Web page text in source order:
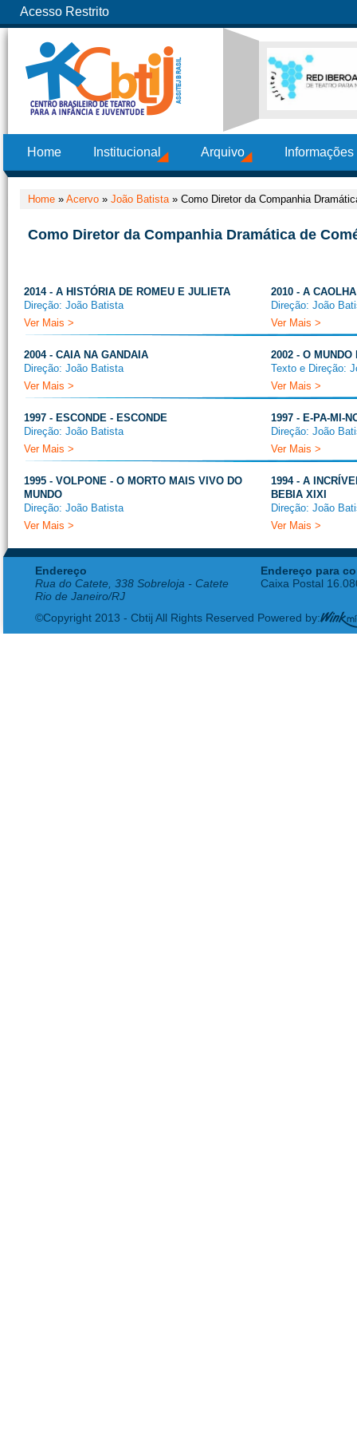
Acesso Restrito
Home Institucional Arquivo
Home » Acervo » João Batista» Como Diretor da Companhia
Como Diretor da Companhia Dramática de
2014 - A HISTÓRIA DE ROMEU E JULIETA
Direção: João Batista
Ver Mais >
2010 - A CAOLHA
Direção: João
Ver Mais >
2004 - CAIA NA GANDAIA
Direção: João Batista
Ver Mais >
2002 - O MUNDO
Texto e Direção:
Ver Mais >
1997 - ESCONDE - ESCONDE
Direção: João Batista
Ver Mais >
1997 - E-PA-MI-
Direção: João
Ver Mais >
1995 - VOLPONE - O MORTO MAIS VIVO DO
MUNDO
Direção: João Batista
Ver Mais >
1994 - A
BEBIA XIXI
Direção: João
Ver Mais >
Endereço
Rua do Catete, 338 Sobreloja - Catete
Rio de Janeiro/RJ
Endereço para
Caixa Postal
©Copyright 2013 - Cbtij All Rights Reserved Powered by: